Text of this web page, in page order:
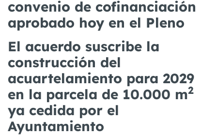
convenio de cofinanciación
aprobado hoy en el Pleno
El acuerdo suscribe la
construcción del
acuartelamiento para 2029
en la parcela de 10.000 m2
ya cedida por el
Ayuntamiento